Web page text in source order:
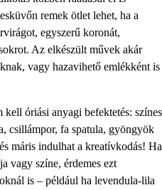
remek ötlet lehet, ha a
egyszerű koronát,
Az elkészült művek akár
vagy hazavihető emlékként is
óriási anyagi befektetés: színes
csillámpor, fa spatula, gyöngyök
máris indulhat a kreatívkodás! Ha
vagy színe, érdemes ezt
is – például ha levendula-lila